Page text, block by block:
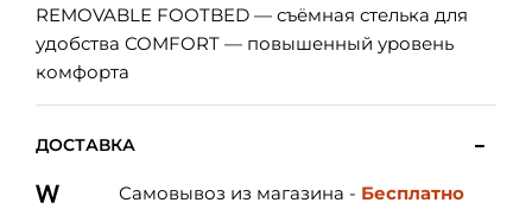
REMOVABLE FOOTBED — съёмная стелька для
удобства COMFORT — повышенный уровень
комфорта
ДОСТАВКА
Самовывоз из магазина - Бесплатно